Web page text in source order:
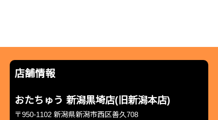
店舗情報
おたちゅう 新潟黒埼店(旧新潟本店)
〒950-1102 新潟県新潟市西区善久708